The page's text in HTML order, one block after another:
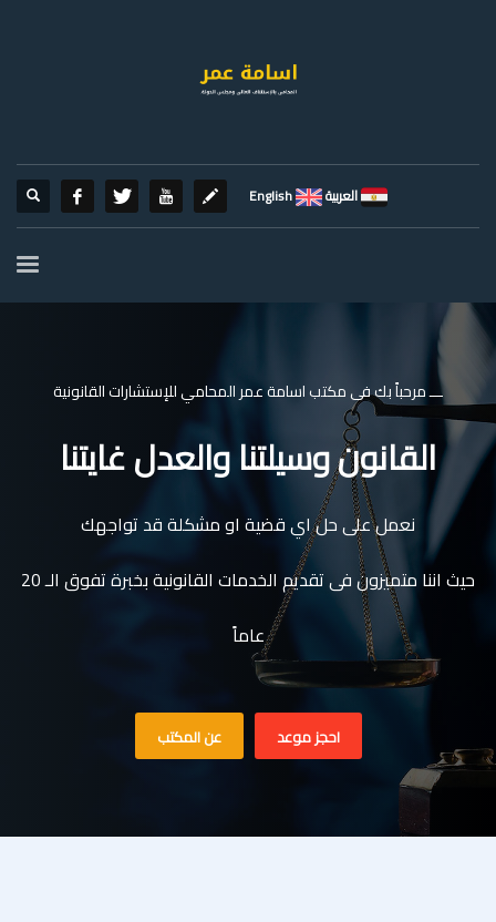
العربية English
ـــ مرحباً بك فى مكتب اسامة عمر المحامي للإستشارات القانونية
القانون وسيلتنا والعدل غايتنا
نعمل على حل اي قضية او مشكلة قد تواجهك
حيث اننا متميزون فى تقديم الخدمات القانونية بخبرة تفوق الـ 20
عاماً
احجز موعد عن المكتب